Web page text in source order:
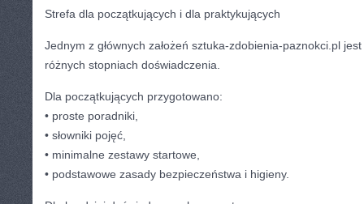
Strefa dla początkujących i dla praktykujących
Jednym z głównych założeń sztuka-zdobienia-paznokci.pl
różnych stopniach doświadczenia.
Dla początkujących przygotowano:
• proste poradniki,
• słowniki pojęć,
• minimalne zestawy startowe,
• podstawowe zasady bezpieczeństwa i higieny.